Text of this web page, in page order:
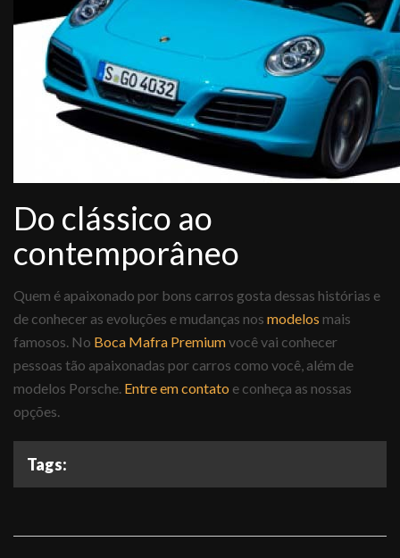
Do clássico ao
contemporâneo
Quem é apaixonado por bons carros gosta dessas histórias e
de conhecer as evoluções e mudanças nos modelos mais
famosos. No Boca Mafra Premiumvocê vai conhecer
pessoas tão apaixonadas por carros como você, além de
modelos Porsche. Entre em contato e conheça as nossas
opções.
Tags: